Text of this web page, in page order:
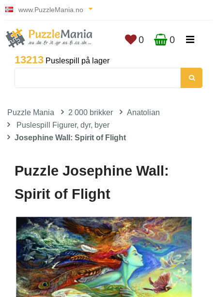
www.PuzzleMania.no
13213 Puslespill på lager
0 0
Puzzle Mania 2 000 brikker
Anatolian
Puslespill Figurer, dyr, byer
Josephine Wall: Spirit of Flight
Puzzle Josephine Wall:
Spirit of Flight